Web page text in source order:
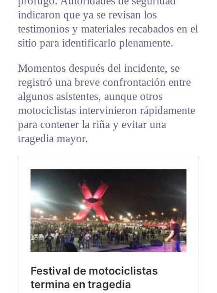
indicaron que ya se revisan los
testimonios y materiales recabados en el
sitio para identificarlo plenamente.
Momentos después del incidente, se
registró una breve confrontación entre
algunos asistentes, aunque otros
motociclistas intervinieron rápidamente
para contener la riña y evitar una
tragedia mayor.